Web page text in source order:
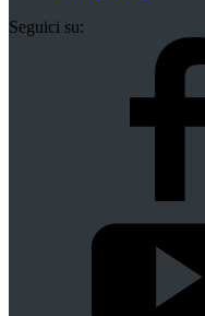
Seguici su: